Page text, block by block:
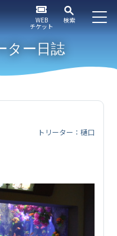
WEB
チケット
検索
ター日誌
トリーター：樋口